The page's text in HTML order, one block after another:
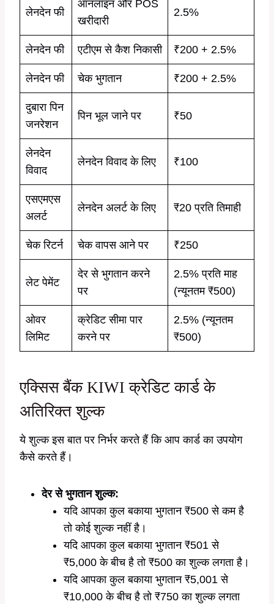
लेनदेन फी
ऑनलाइन और POS
खरीदारी
2.5%
लेनदेन फी एटीएम से कैश निकासी ₹200 + 2.5%
लेनदेन फी चेक भुगतान ₹200 + 2.5%
दुबारा पिन
जनरेशन
पिन भूल जाने पर ₹50
लेनदेन
विवाद
लेनदेन विवाद के लिए ₹100
एसएमएस
अलर्ट
लेनदेन अलर्ट के लिए ₹20 प्रति तिमाही
चेक रिटर्न चेक वापस आने पर ₹250
लेट पेमेंट
देर से भुगतान करने
पर
2.5% प्रति माह
(न्यूनतम ₹500)
ओवर
लिमिट
क्रेडिट सीमा पार
करने पर
2.5% (न्यूनतम
₹500)
एक्सिस बैंक KIWI क्रेडिट कार्ड के
अतिरिक्त शुल्क
ये शुल्क इस बात पर निर्भर करते हैं कि आप कार्ड का उपयोग
कैसे करते हैं।
देर से भुगतान शुल्क:
यदि आपका कुल बकाया भुगतान ₹500 से कम है
तो कोई शुल्क नहीं है।
यदि आपका कुल बकाया भुगतान ₹501 से
₹5,000 के बीच है तो ₹500 का शुल्क लगता है।
यदि आपका कुल बकाया भुगतान ₹5,001 से
₹10,000 के बीच है तो ₹750 का शुल्क लगता